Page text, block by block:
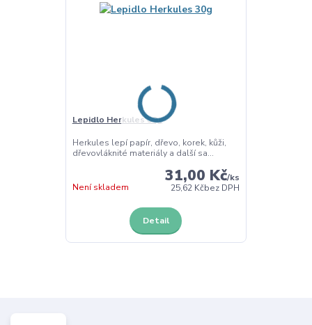
Lepidlo Herkules 30g
Herkules lepí papír, dřevo, korek, kůži,
dřevovláknité materiály a další sa...
31,00 Kč/ks
25,62 Kčbez DPH
Není skladem
Detail